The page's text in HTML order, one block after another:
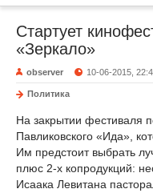
Стартует
«Зеркало»
observer 10-06-2015,
Политика
На закрытии фестиваля
Павликовского «Ида»,
Им предстоит выбрать
плюс 2-х копродукций:
Исаака Левитана